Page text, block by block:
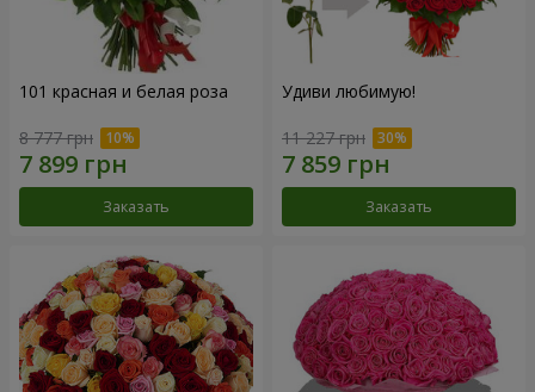
101 красная и белая роза
8 777 грн
Заказать
Удиви любимую!
11 227 грн
Заказать